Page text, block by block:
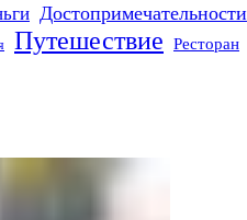
Достопримечательности
Путешествие Ресторан